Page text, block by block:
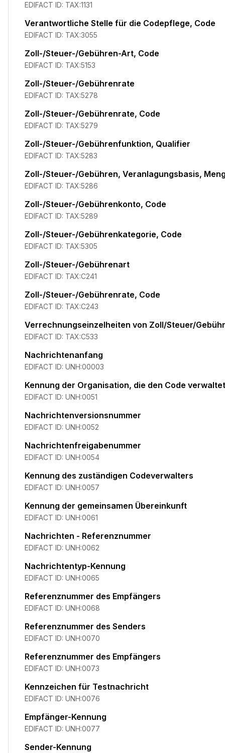
EDIFACT ID: TAX:1131
Verantwortliche Stelle für die Codepflege, Code
EDIFACT ID: TAX:3055
Zoll-/Steuer-/Gebühren-Art, Code
EDIFACT ID: TAX:5153
Zoll-/Steuer-/Gebührenrate
EDIFACT ID: TAX:5278
Zoll-/Steuer-/Gebührenrate, Code
EDIFACT ID: TAX:5279
Zoll-/Steuer-/Gebührenfunktion, Qualifier
EDIFACT ID: TAX:5283
Zoll-/Steuer-/Gebühren, Veranlagungsbasis,
EDIFACT ID: TAX:5286
Zoll-/Steuer-/Gebührenkonto, Code
EDIFACT ID: TAX:5289
Zoll-/Steuer-/Gebührenkategorie, Code
EDIFACT ID: TAX:5305
Zoll-/Steuer-/Gebührenart
EDIFACT ID: TAX:C241
Zoll-/Steuer-/Gebührenrate, Code
EDIFACT ID: TAX:C243
Verrechnungseinzelheiten von Zoll/Steuer/
EDIFACT ID: TAX:C533
Nachrichtenanfang
EDIFACT ID: UNH:00003
Kennung der Organisation, die den Code verwaltet
EDIFACT ID: UNH:0051
Nachrichtenversionsnummer
EDIFACT ID: UNH:0052
Nachrichtenfreigabenummer
EDIFACT ID: UNH:0054
Kennung des zuständigen Codeverwalters
EDIFACT ID: UNH:0057
Kennung der gemeinsamen Übereinkunft
EDIFACT ID: UNH:0061
Nachrichten - Referenznummer
EDIFACT ID: UNH:0062
Nachrichtentyp-Kennung
EDIFACT ID: UNH:0065
Referenznummer des Empfängers
EDIFACT ID: UNH:0068
Referenznummer des Senders
EDIFACT ID: UNH:0070
Referenznummer des Empfängers
EDIFACT ID: UNH:0073
Kennzeichen für Testnachricht
EDIFACT ID: UNH:0076
Empfänger-Kennung
EDIFACT ID: UNH:0077
Sender-Kennung